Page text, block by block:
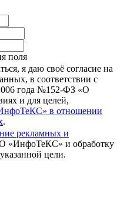
поля
я даю своё согласие на
в соответствии с
года №152-ФЗ «О
и для целей,
в отношении
.
рекламных и
«ИнфоТеКС» и обработку
цели.